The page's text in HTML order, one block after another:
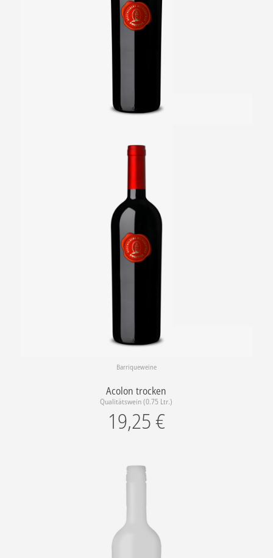
Barriqueweine
Acolon trocken
Qualitätswein (0.75 Ltr.)
19,25 €